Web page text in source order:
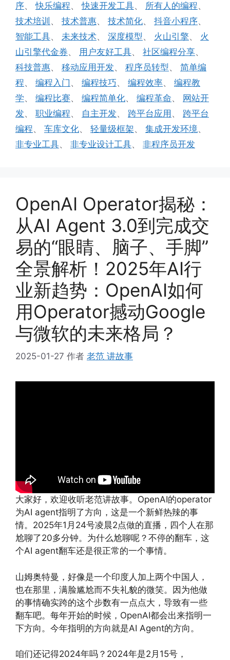
序、快乐编程、快速开发工具、 所有人的编程、
技术培训 、 技术普惠、 技术简化、 抖音小程序、
智能工具、 未来技术、 深度模型、 火山引擎、 火
山引擎代金券、 用户友好工具、 社区编程分享、
科技普惠、 移动应用开发、 程序员转型、 简单编
程、 编程入门 、 编程技巧、 编程效率、 编程教
学、 编程比赛、 编程简单化、 编程革命、 网站开
发、 职业编程、 自主开发、 跨平台应用 、 跨平台
编程、 车库文化、 轻量级框架、 集成开发环境、
非专业工具、 非专业设计工具、 非程序员开发
OpenAI Operator揭秘：
从AI Agent 3.0到完成交
易的“眼睛、脑子、手脚”
全景解析！2025年AI行
业新趋势：OpenAI如何
用Operator撼动Google
与微软的未来格局？
2025-01-27 作者 老范 讲故事
大家好，欢迎收听老范讲故事。OpenAI的operator
为AI agent指明了方向，这是一个新鲜热辣的事
情。2025年1月24号凌晨2点做的直播，四个人在那
尬聊了20多分钟。为什么尬聊呢？不停的翻车，这
个AI agent翻车还是很正常的一个事情。
山姆奥特曼，好像是一个印度人加上两个中国人，
也在那里，满脸尴尬而不失礼貌的微笑。因为他做
的事情确实跨的这个步数有一点点大，导致有一些
翻车吧。每年开始的时候，OpenAI都会出来指明一
下方向。今年指明的方向就是AI Agent的方向。
咱们还记得2024年吗？2024年是2月15号，